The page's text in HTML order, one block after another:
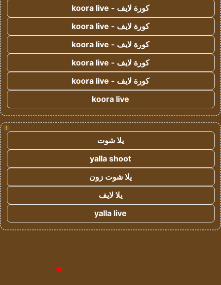
كورة لايف - koora live
كورة لايف - koora live
كورة لايف - koora live
كورة لايف - koora live
كورة لايف - koora live
koora live
!
يلا شوت
yalla shoot
يلا شوت زون
يلا لايف
yalla live